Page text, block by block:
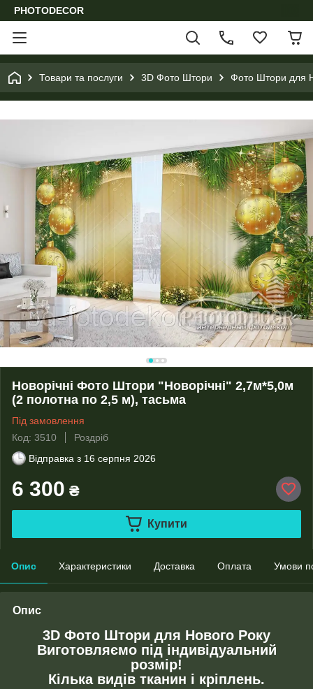
PHOTODECOR
Товари та послуги 3D Фото Штори Фото Штори для
Новорічні Фото Штори "Новорічні" 2,7м*5,0м
(2 полотна по 2,5 м), тасьма
Під замовлення
Код: 3510
Роздріб
Відправка з 16 серпня 2026
6 300 ₴
Купити
Опис Характеристики Доставка Оплата Умови
Опис
3D Фото Штори для Нового Року
Виготовляємо під індивідуальний
розмір!
Кілька видів тканин і кріплень.